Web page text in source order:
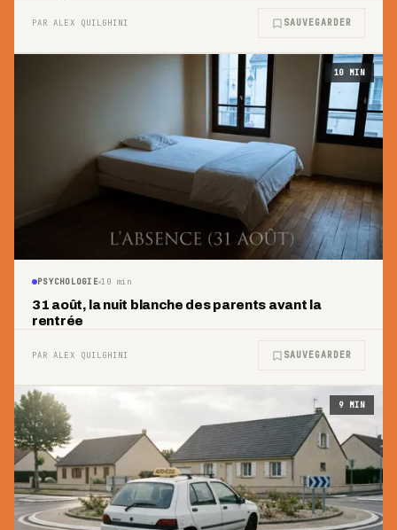
PAR ALEX QUILGHINI SAUVEGARDER
10 MIN
PSYCHOLOGIE 10 min
31 août, la nuit blanche des parents avant la
rentrée
PAR ALEX QUILGHINI SAUVEGARDER
9 MIN